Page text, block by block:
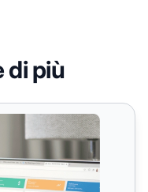
di più